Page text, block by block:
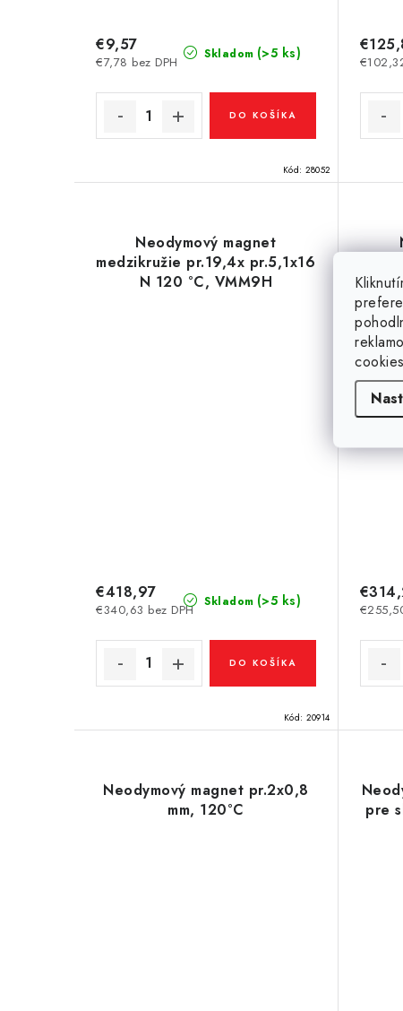
Skladom (>5 ks)
€7,78 bez DPH
€9,57
DO KOŠÍKA
Kód: 28052
Neodymový magnet
medzikružie pr.19,4x pr.5,1x16
N 120 °C, VMM9H
Skladom (>5 ks)
€340,63 bez DPH
€418,97
DO KOŠÍKA
Kód: 20914
Neodymový magnet pr.2x0,8
mm, 120°C
pre